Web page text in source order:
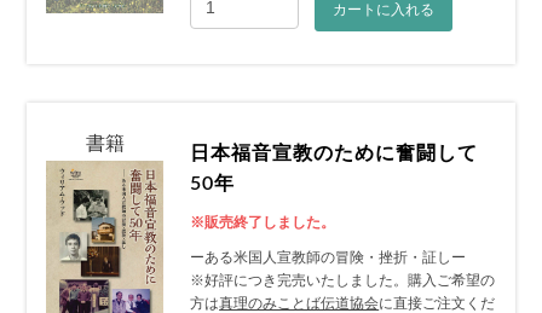
カートに入れる
書籍
日本福音宣教のために奮闘して
50年
※販売終了しました。
ーある米国人宣教師の冒険・挫折・証しー
※好評につき完売いたしました。購入ご希望の
方は真理のみことば伝道協会に直接ご注文くだ